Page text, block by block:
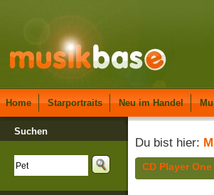
Home Starportraits Neu im Handel
Suchen
Du bist hier:
CD Player